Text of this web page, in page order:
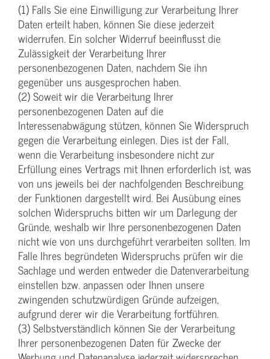
(1) Falls Sie eine Einwilligung zur Verarbeitung Ihrer
Daten erteilt haben, können Sie diese jederzeit
widerrufen. Ein solcher Widerruf beeinflusst die
Zulässigkeit der Verarbeitung Ihrer
personenbezogenen Daten, nachdem Sie ihn
gegenüber uns ausgesprochen haben.
(2) Soweit wir die Verarbeitung Ihrer
personenbezogenen Daten auf die
Interessenabwägung stützen, können Sie Widerspruch
gegen die Verarbeitung einlegen. Dies ist der Fall,
wenn die Verarbeitung insbesondere nicht zur
Erfüllung eines Vertrags mit Ihnen erforderlich ist, was
von uns jeweils bei der nachfolgenden Beschreibung
der Funktionen dargestellt wird. Bei Ausübung eines
solchen Widerspruchs bitten wir um Darlegung der
Gründe, weshalb wir Ihre personenbezogenen Daten
nicht wie von uns durchgeführt verarbeiten sollten. Im
Falle Ihres begründeten Widerspruchs prüfen wir die
Sachlage und werden entweder die Datenverarbeitung
einstellen bzw. anpassen oder Ihnen unsere
zwingenden schutzwürdigen Gründe aufzeigen,
aufgrund derer wir die Verarbeitung fortführen.
(3) Selbstverständlich können Sie der Verarbeitung
Ihrer personenbezogenen Daten für Zwecke der